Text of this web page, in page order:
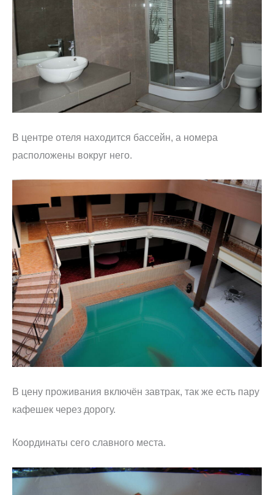
В центре отеля находится бассейн, а номера
расположены вокруг него.
В цену проживания включён завтрак, так же есть пару
кафешек через дорогу.
Координаты сего славного места.